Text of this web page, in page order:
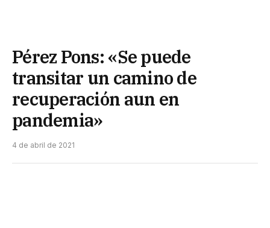
Pérez Pons: «Se puede
transitar un camino de
recuperación aun en
pandemia»
4 de abril de 2021